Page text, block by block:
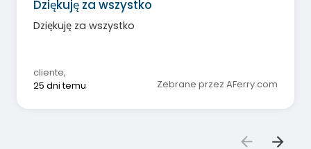
Dziękuję za wszystko
Dziękuję za wszystko
cliente,
25 dni temu
Zebrane przez AFerry.com